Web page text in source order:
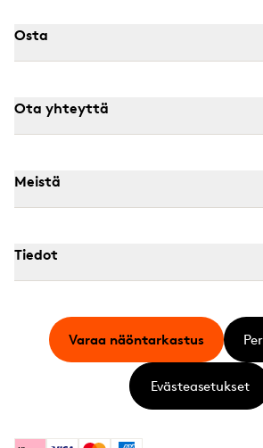
Osta
Ota yhteyttä
Meistä
Tiedot
Varaa näöntarkastus
Evästeasetukset